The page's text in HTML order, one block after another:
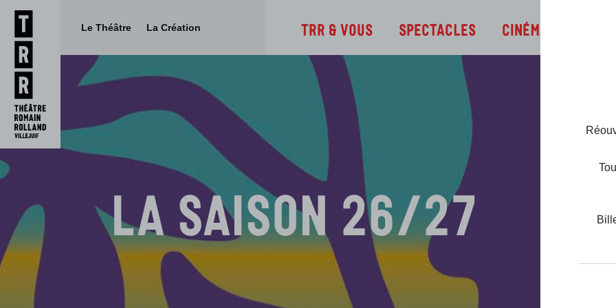
Aller
au
menu
Aller au
contenu
Le Théâtre La Création TRR & Vous Spectacles Cinéma
La saison 26/27